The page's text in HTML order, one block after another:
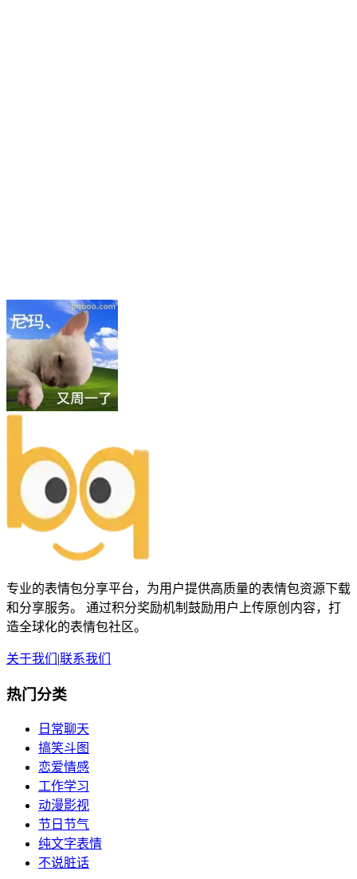
专业的表情包分享平台，为用户提供高质量的表情包资源下载
和分享服务。 通过积分奖励机制鼓励用户上传原创内容，打
造全球化的表情包社区。
关于我们 |联系我们
热门分类
日常聊天
搞笑斗图
恋爱情感
工作学习
动漫影视
节日节气
纯文字表情
不说脏话